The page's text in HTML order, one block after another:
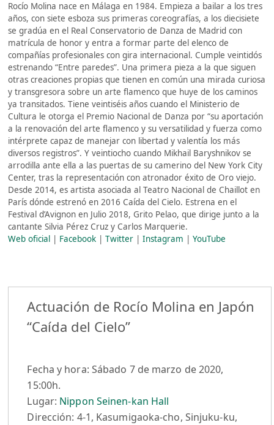
Rocío Molina nace en Málaga en 1984. Empieza a bailar a los tres
años, con siete esboza sus primeras coreografías, a los diecisiete
se gradúa en el Real Conservatorio de Danza de Madrid con
matrícula de honor y entra a formar parte del elenco de
compañías profesionales con gira internacional. Cumple veintidós
estrenando “Entre paredes”. Una primera pieza a la que siguen
otras creaciones propias que tienen en común una mirada curiosa
y transgresora sobre un arte flamenco que huye de los caminos
ya transitados. Tiene veintiséis años cuando el Ministerio de
Cultura le otorga el Premio Nacional de Danza por “su aportación
a la renovación del arte flamenco y su versatilidad y fuerza como
intérprete capaz de manejar con libertad y valentía los más
diversos registros”. Y veintiocho cuando Mikhail Baryshnikov se
arrodilla ante ella a las puertas de su camerino del New York City
Center, tras la representación con atronador éxito de Oro viejo.
Desde 2014, es artista asociada al Teatro Nacional de Chaillot en
París dónde estrenó en 2016 Caída del Cielo. Estrena en el
Festival d’Avignon en Julio 2018, Grito Pelao, que dirige junto a la
cantante Silvia Pérez Cruz y Carlos Marquerie.
Web oficial | Facebook |Twitter |Instagram |YouTube
Actuación de Rocío Molina en Japón
“Caída del Cielo”
Fecha y hora: Sábado 7 de marzo de 2020,
15:00h.
Lugar: Nippon Seinen-kan Hall
Dirección: 4-1, Kasumigaoka-cho, Sinjuku-ku,